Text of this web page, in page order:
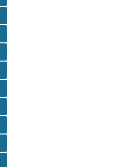
Pistola Manual PM 101
REP. PO CASCADIUM MODULOS